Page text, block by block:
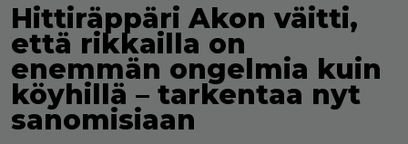
Hittiräppäri Akon väitti,
että rikkailla on
enemmän ongelmia kuin
köyhillä – tarkentaa nyt
sanomisiaan